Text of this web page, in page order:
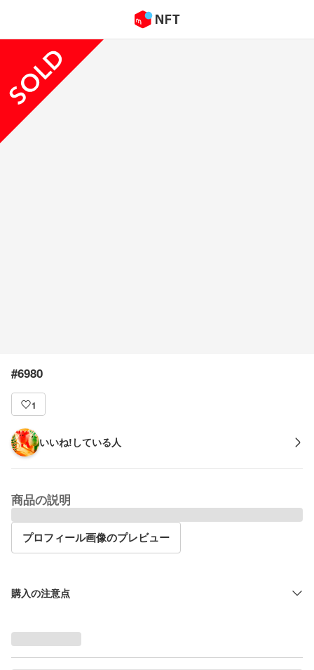
#6980
1
いいね!している人
商品の説明
プロフィール画像のプレビュー
購入の注意点